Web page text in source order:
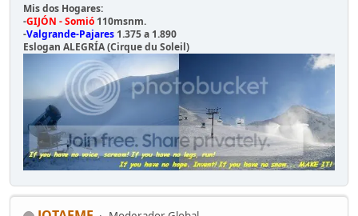
Mis dos Hogares:
-GIJÓN - Somió 110msnm.
-Valgrande-Pajares 1.375 a 1.890
Eslogan ALEGRÍA (Cirque du Soleil)